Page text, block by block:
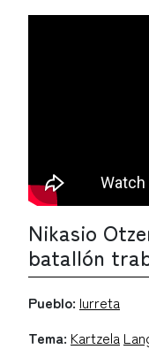
Nikasio
batallón
Pueblo: Iurreta
Tema: Kartzela